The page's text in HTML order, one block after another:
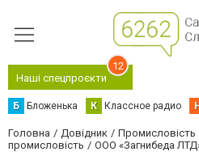
Наші спецпроєкти
12
Б Бложенька К Классное радио
Головна Довідник Промисловість
промисловість
ООО «Загнибеда